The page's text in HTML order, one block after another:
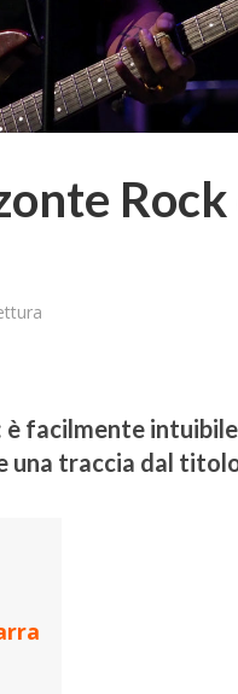
facilmente
una traccia dal